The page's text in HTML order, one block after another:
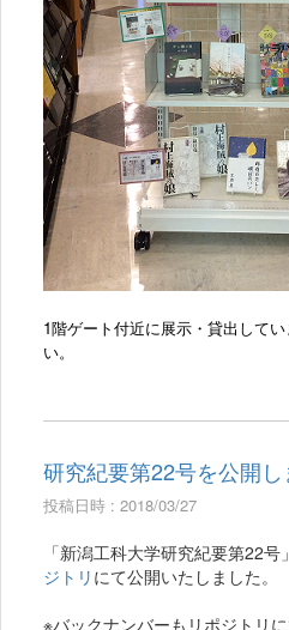
1階ゲート付近に展示・貸出してい
い。
研究紀要第22号を公開し
投稿日時 : 2018/03/27
「新潟工科大学研究紀要第22号
ジトリ にて公開いたしました。
※バックナンバーもリポジトリに